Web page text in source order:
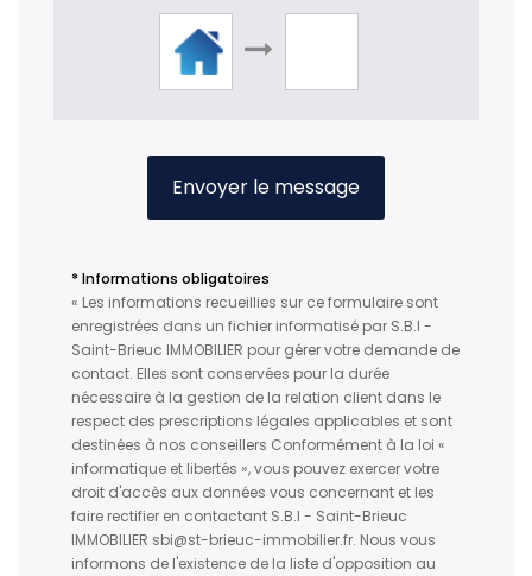
Envoyer le message
* Informations obligatoires
« Les informations recueillies sur ce formulaire sont
enregistrées dans un fichier informatisé par S.B.I -
Saint-Brieuc IMMOBILIER pour gérer votre demande de
contact. Elles sont conservées pour la durée
nécessaire à la gestion de la relation client dans le
respect des prescriptions légales applicables et sont
destinées à nos conseillers Conformément à la loi «
informatique et libertés », vous pouvez exercer votre
droit d'accès aux données vous concernant et les
faire rectifier en contactant S.B.I - Saint-Brieuc
IMMOBILIER sbi@st-brieuc-immobilier.fr. Nous vous
informons de l'existence de la liste d'opposition au